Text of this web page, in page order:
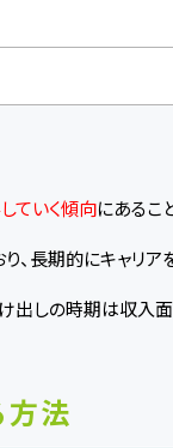
ていく傾向にあるこ
、長期的にキャリ
しの時期は収入
方法